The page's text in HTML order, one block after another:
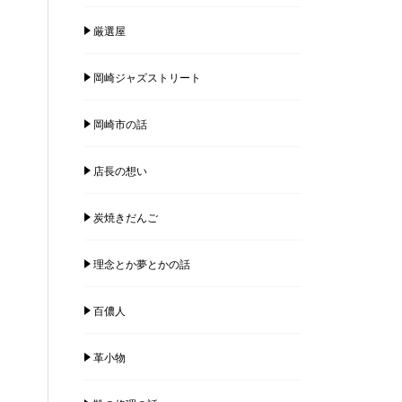
厳選屋
岡崎ジャズストリート
岡崎市の話
店長の想い
炭焼きだんご
理念とか夢とかの話
百儂人
革小物